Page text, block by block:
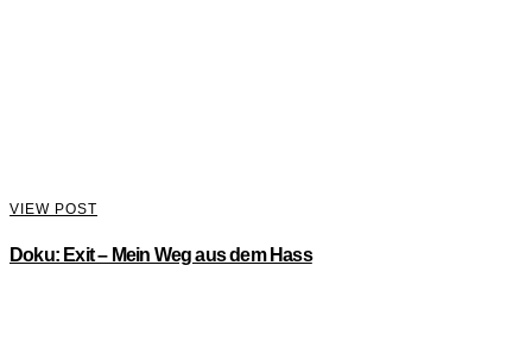
VIEW POST
Doku: Exit – Mein Weg aus dem Hass